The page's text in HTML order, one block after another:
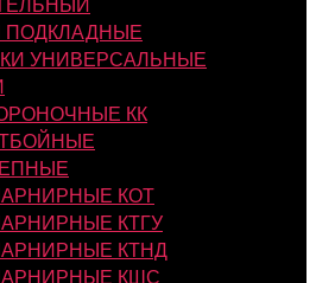
ПОДКЛАДНЫЕ
УНИВЕРСАЛЬНЫЕ
КК
КОТ
КТГУ
КТНД
КШС